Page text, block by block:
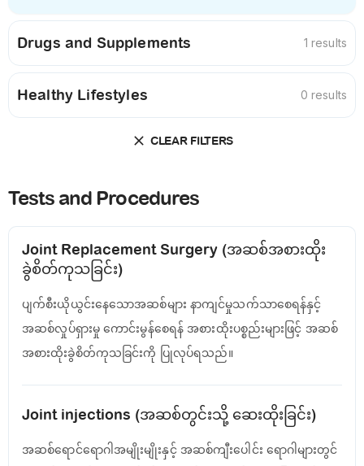
Drugs and Supplements 1 results
Healthy Lifestyles 0 results
CLEAR FILTERS
Tests and Procedures
Joint Replacement Surgery (အဆစ်အစားထိုး
ခွဲစိတ်ကုသခြင်း)
ပျက်စီးယိုယွင်းနေသောအဆစ်များ နာကျင်မှုသက်သာစေရန်နှင့်
အဆစ်လှုပ်ရှားမှု ကောင်းမွန်စေရန် အစားထိုးပစ္စည်းများဖြင့် အဆစ်
အစားထိုးခွဲစိတ်ကုသခြင်းကို ပြုလုပ်ရသည်။
Joint injections (အဆစ်တွင်းသို့ ဆေးထိုးခြင်း)
အဆစ်ရောင်ရောဂါအမျိုးမျိုးနှင့် အဆစ်ကျီးပေါင်း ရောဂါများတွင်